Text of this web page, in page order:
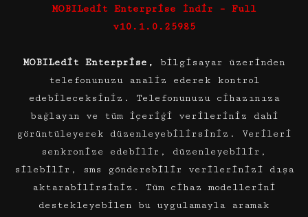
MOBILedit Enterprise İndir – Full
v10.1.0.25985
MOBILedit Enterprise, bilgisayar üzerinden
telefonunuzu analiz ederek kontrol
edebileceksiniz. Telefonunuzu cihazınıza
bağlayın ve tüm içeriği verileriniz dahi
görüntüleyerek düzenleyebilirsiniz. Verileri
senkronize edebilir, düzenleyebilir,
silebilir, sms gönderebilir verilerinizi dışa
aktarabilirsiniz. Tüm cihaz modellerini
destekleyebilen bu uygulamayla aramak